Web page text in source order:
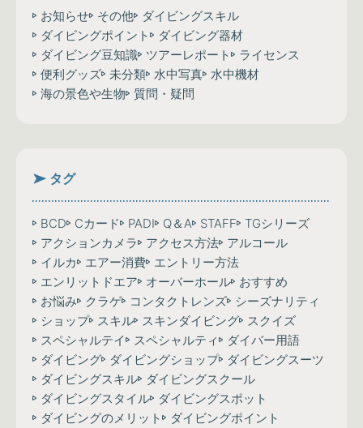
お知らせ その他
ダイビングスキル
ダイビングポイント
ダイビング器材
ダイビング豆知識 ツアーレポート
ライセンス
便利グッズ 未分類 水中写真 水中機材
海の景色や生物 質問・疑問
タグ
BCD Cカード PADI Q＆A STAFF TGシリーズ
アクションカメラ
アクセス方法 アルコール
イルカ
エアー消費 エントリー方法
エンリットドエア
オーバーホール おすすめ
お悩み
クラゲ コンタクトレンズ シーズナリティ
ショップ
スキル スキンダイビング
スクイズ
スペシャルテイ
スペシャルティ
ダイバー用語
ダイビング
ダイビングショップ
ダイビングスーツ
ダイビングスキル
ダイビングスクール
ダイビングスタイル
ダイビングスポット
ダイビングのメリット
ダイビングポイント